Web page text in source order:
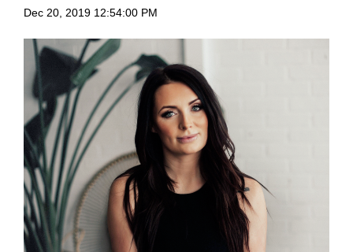
Dec 20, 2019 12:54:00 PM